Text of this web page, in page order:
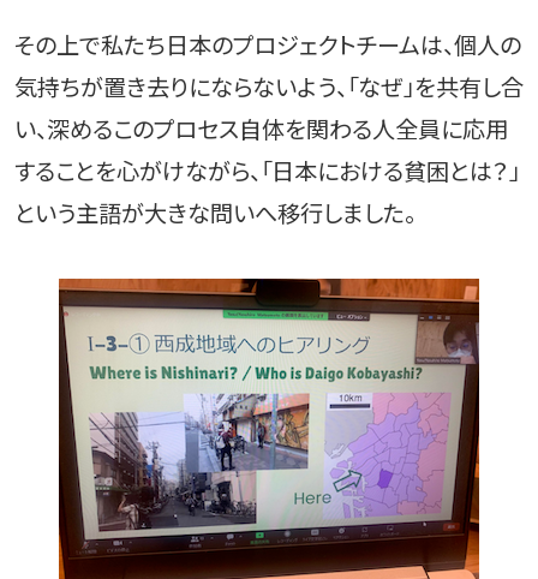
その上で私たち日本のプロジェクトチームは、個人の
気持ちが置き去りにならないよう、「なぜ」を共有し合
い、深めるこのプロセス自体を関わる人全員に応用
することを心がけながら、「日本における貧困とは？」
という主語が大きな問いへ移行しました。